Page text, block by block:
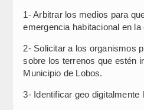
1- Arbitrar los medios para
emergencia habitacional en la
2- Solicitar a los organismos
sobre los terrenos que estén
Municipio de Lobos.
3- Identificar geo digitalmente